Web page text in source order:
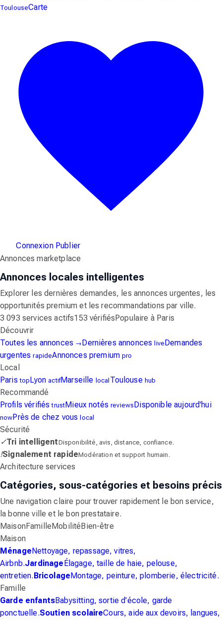
ToulouseCarte
Connexion Publier
Annonces marketplace
Annonces locales intelligentes
Explorer les dernières demandes, les annonces urgentes, les
opportunités premium et les recommandations par ville.
3 093 services actifs153 vérifiésPopulaire à Paris
Découvrir
Toutes les annonces →Dernières annonces liveDemandes
urgentesrapideAnnonces premiumpro
Local
ParistopLyonactifMarseille local Toulouse hub
Recommandé
Profils vérifiéstrustMieux notésreviewsDisponible aujourd'hui
nowPrès de chez vous local
Sécurité
✓Tri intelligentDisponibilité, avis, distance, confiance.
!Signalement rapideModération et support humain.
Architecture services
Catégories, sous-catégories et besoins précis
Une navigation claire pour trouver rapidement le bon service,
la bonne ville et le bon prestataire.
MaisonFamilleMobilitéBien-être
Maison
MénageNettoyage, repassage, vitres,
Airbnb.JardinageÉlagage, taille de haie, pelouse,
entretien.BricolageMontage, peinture, plomberie, électricité.
Famille
Garde enfantsBabysitting, sortie d’école, garde
ponctuelle.Soutien scolaireCours, aide aux devoirs, langues,